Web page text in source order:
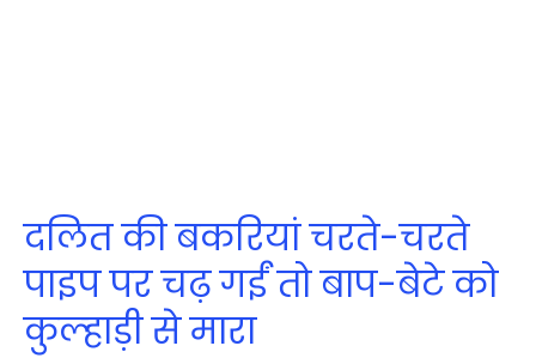
दलित की बकरियां चरते-चरते
पाइप पर चढ़ गईं तो बाप-बेटे को
कुल्‍हाड़ी से मारा